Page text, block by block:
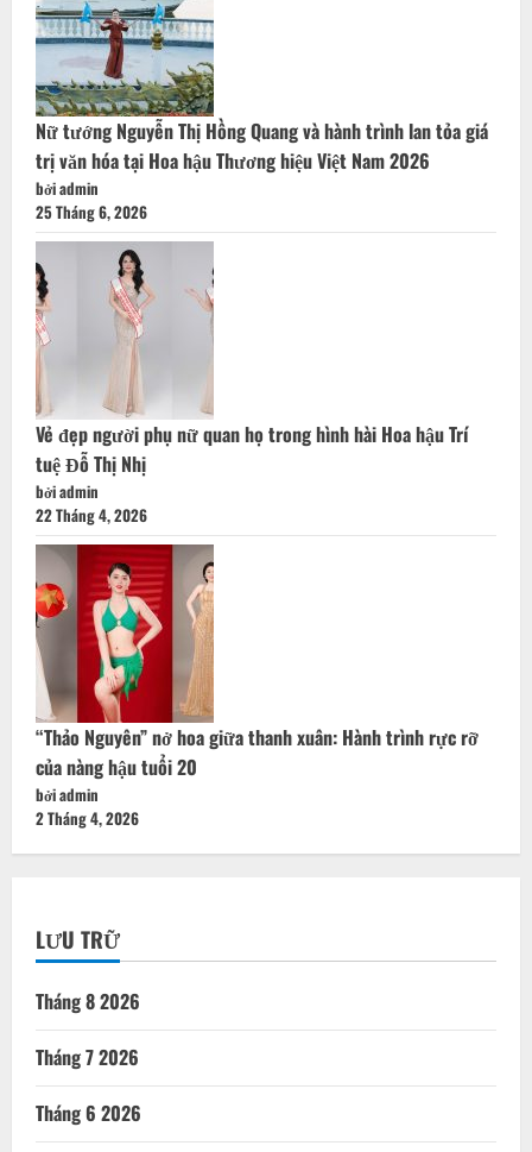
Nữ tướng Nguyễn Thị Hồng Quang và hành trình lan tỏa giá
trị văn hóa tại Hoa hậu Thương hiệu Việt Nam 2026
bởi admin
25 Tháng 6, 2026
Vẻ đẹp người phụ nữ quan họ trong hình hài Hoa hậu Trí
tuệ Đỗ Thị Nhị
bởi admin
22 Tháng 4, 2026
“Thảo Nguyên” nở hoa giữa thanh xuân: Hành trình rực rỡ
của nàng hậu tuổi 20
bởi admin
2 Tháng 4, 2026
LƯU TRỮ
Tháng 8 2026
Tháng 7 2026
Tháng 6 2026